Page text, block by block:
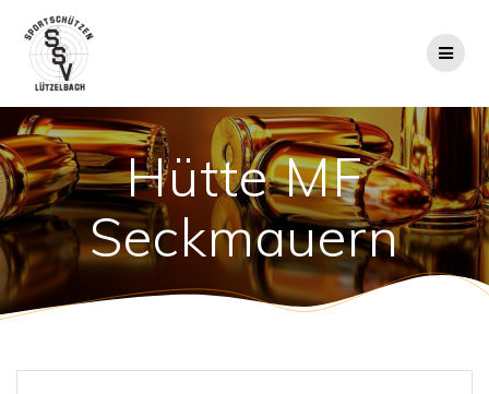
Hütte MF
Seckmauern